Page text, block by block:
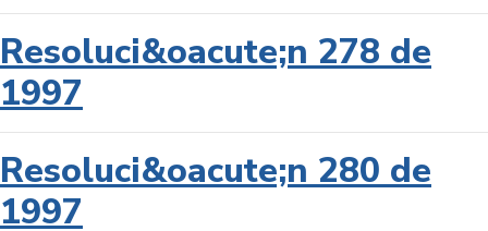
Resoluci&oacute;n 278 de
1997
Resoluci&oacute;n 280 de
1997